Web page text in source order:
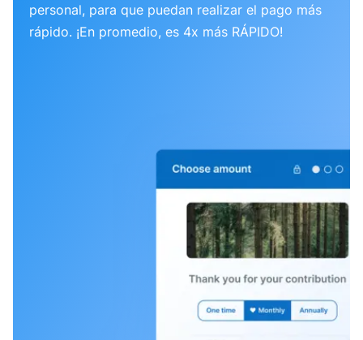
personal, para que puedan realizar el pago más
rápido. ¡En promedio, es 4x más RÁPIDO!